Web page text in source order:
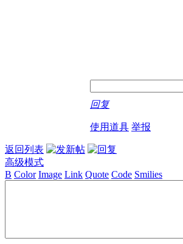
回复
使用道具 举报
返回列表
高级模式
B Color Image Link Quote Code Smilies